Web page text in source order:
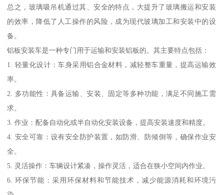
总之，玻璃吸吊机通过其、安全的特点，大提升了玻璃搬运和安装
的效率，降低了人工操作的风险，成为现代玻璃加工和安装中的设
备。
铝板安装车是一种专门用于运输和安装铝板的。其主要特点包括：
1. 轻量化设计：车身采用铝合金材料，减轻整车重量，提高运输效
率。
2. 多功能性：具备运输、安装、固定等多种功能，满足不同施工需
求。
3. 作业：配备自动化或半自动化安装设备，提高安装速度和精度。
4. 安全可靠：设有安全防护装置，如防滑、防倾倒等，确保作业安
全。
5. 灵活操作：车辆设计紧凑，操作灵活，适合在狭小空间内作业。
6. 环保节能：采用环保材料和节能技术，减少能源消耗和环境污